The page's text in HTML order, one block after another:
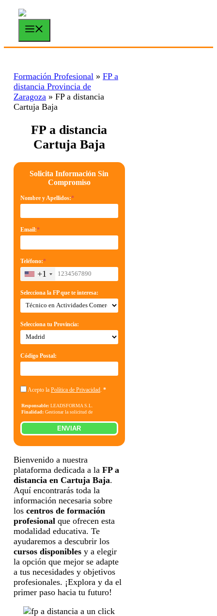
Saltar
contenido
Formación Profesional » FP a
distancia Provincia de
Zaragoza » FP a distancia
Cartuja Baja
FP a distancia
Cartuja Baja
Solicita Información Sin
Compromiso
Nombre y Apellidos:*
Email:*
Teléfono:*
+1
Selecciona la FP que te interesa:
Selecciona tu Provincia:
Código Postal:
Acepto la Política de Privacidad. *
Responsable: LEADSFORMA S.L.
Finalidad: Gestionar la solicitud de
información relacionada con la formación
solicitada y comunicar los datos al centro de
formación correspondiente para que pueda
electrónicos equivalentes.
Legitimación:Consentimiento del interesado.
Destinatarios:Centros de formación
o centros formativos privados y/o públicos que
impartan la formación solicitada.
Derechos:Acceder, rectificar y suprimir los
datos, así como otros derechos, como se explica
Información adicional:Puede consultar la
información detallada en nuestraPolítica de
Privacidad.
ENVIAR
Bienvenido a nuestra
plataforma dedicada a la FP a
distancia en Cartuja Baja.
Aquí encontrarás toda la
información necesaria sobre
los centros de formación
profesional que ofrecen esta
modalidad educativa. Te
ayudaremos a descubrir los
cursos disponibles y a elegir
la opción que mejor se adapte
a tus necesidades y objetivos
profesionales. ¡Explora y da el
primer paso hacia tu futuro!